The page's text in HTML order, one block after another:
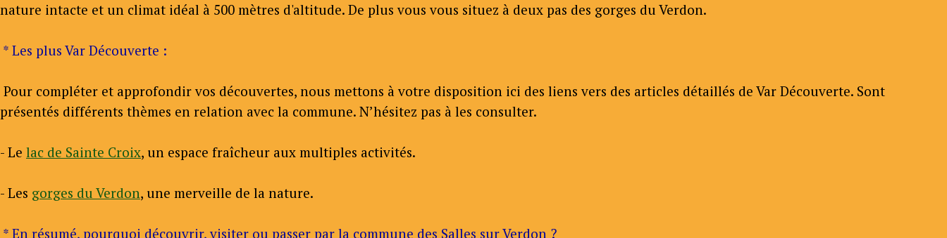
nature intacte et un climat idéal à 500 mètres d'altitude. De plus vous vous situez à deux pas des gorges du Verdon.
* Les plus Var Découverte :
Pour compléter et approfondir vos découvertes, nous mettons à votre disposition ici des liens vers des articles détaillés de Var Découverte. Sont
présentés différents thèmes en relation avec la commune. N’hésitez pas à les consulter.
- Le lac de Sainte Croix, un espace fraîcheur aux multiples activités.
- Les gorges du Verdon, une merveille de la nature.
* En résumé, pourquoi découvrir, visiter ou passer par la commune des Salles sur Verdon ?